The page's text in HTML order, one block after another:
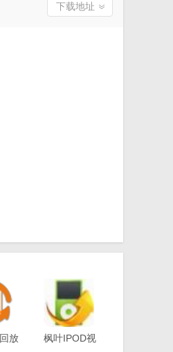
下载地址
放
枫叶IPOD视